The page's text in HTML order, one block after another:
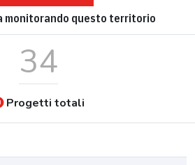
monitorando questo territorio
34
Progetti totali